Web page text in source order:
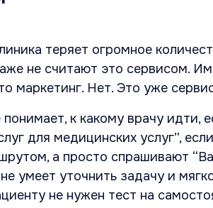
теряет огромное
не считают это сервисом.
маркетинг. Нет. Это уже
к какому врачу идти,
для медицинских услуг”,
а просто спрашивают
умеет уточнить задачу и
не нужен тест на